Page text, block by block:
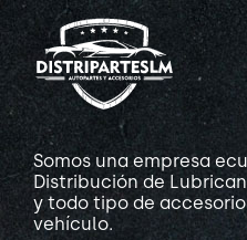
Somos una empresa
Distribución de
y todo tipo de
vehículo.